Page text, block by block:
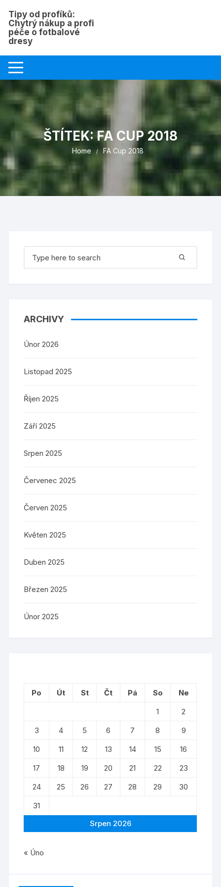
content
Tipy od profíků:
Chytrý nákup a profi
péče o fotbalové
dresy
ŠTÍTEK:FA CUP 2018
Home FA Cup 2018
for:
ARCHIVY
Únor 2026
Listopad 2025
Říjen 2025
Září 2025
Srpen 2025
Červenec 2025
Červen 2025
Květen 2025
Duben 2025
Březen 2025
Únor 2025
Srpen 2026
Po Út St Čt Pá So
Ne
1
2
3
4 5 6 7 8
9
10
11 12 13 14 15
16
17
18 19 20 21 22
23
24
25 26 27 28 29
30
31
« Úno